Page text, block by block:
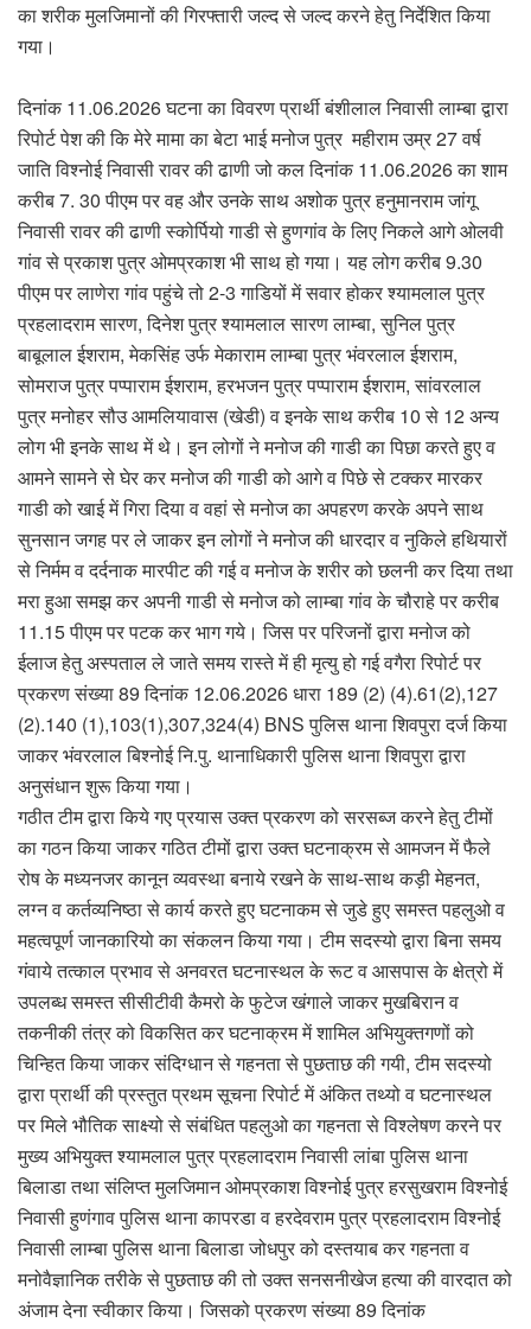
का शरीक मुलजिमानों की गिरफ्तारी जल्द से जल्द करने हेतु निर्देशित किया
गया।
दिनांक 11.06.2026 घटना का विवरण प्रार्थी बंशीलाल निवासी लाम्बा द्वारा
रिपोर्ट पेश की कि मेरे मामा का बेटा भाई मनोज पुत्र महीराम उम्र 27 वर्ष
जाति विश्नोई निवासी रावर की ढाणी जो कल दिनांक 11.06.2026 का शाम
करीब 7. 30 पीएम पर वह और उनके साथ अशोक पुत्र हनुमानराम जांगू
निवासी रावर की ढाणी स्कोर्पियो गाडी से हुणगांव के लिए निकले आगे ओलवी
गांव से प्रकाश पुत्र ओमप्रकाश भी साथ हो गया। यह लोग करीब 9.30
पीएम पर लाणेरा गांव पहुंचे तो 2-3 गाडियों में सवार होकर श्यामलाल पुत्र
प्रहलादराम सारण, दिनेश पुत्र श्यामलाल सारण लाम्बा, सुनिल पुत्र
बाबूलाल ईशराम, मेकसिंह उर्फ मेकाराम लाम्बा पुत्र भंवरलाल ईशराम,
सोमराज पुत्र पप्पाराम ईशराम, हरभजन पुत्र पप्पाराम ईशराम, सांवरलाल
पुत्र मनोहर सौउ आमलियावास (खेडी) व इनके साथ करीब 10 से 12 अन्य
लोग भी इनके साथ में थे। इन लोगों ने मनोज की गाडी का पिछा करते हुए व
आमने सामने से घेर कर मनोज की गाडी को आगे व पिछे से टक्कर मारकर
गाडी को खाई में गिरा दिया व वहां से मनोज का अपहरण करके अपने साथ
सुनसान जगह पर ले जाकर इन लोगों ने मनोज की धारदार व नुकिले हथियारों
से निर्मम व दर्दनाक मारपीट की गई व मनोज के शरीर को छलनी कर दिया तथा
मरा हुआ समझ कर अपनी गाडी से मनोज को लाम्बा गांव के चौराहे पर करीब
11.15 पीएम पर पटक कर भाग गये। जिस पर परिजनों द्वारा मनोज को
ईलाज हेतु अस्पताल ले जाते समय रास्ते में ही मृत्यु हो गई वगैरा रिपोर्ट पर
प्रकरण संख्या 89 दिनांक 12.06.2026 धारा 189 (2) (4).61(2),127
(2).140 (1),103(1),307,324(4) BNS पुलिस थाना शिवपुरा दर्ज किया
जाकर भंवरलाल बिश्नोई नि.पु. थानाधिकारी पुलिस थाना शिवपुरा द्वारा
अनुसंधान शुरू किया गया।
गठीत टीम द्वारा किये गए प्रयास उक्त प्रकरण को सरसब्ज करने हेतु टीमों
का गठन किया जाकर गठित टीमों द्वारा उक्त घटनाक्रम से आमजन में फैले
रोष के मध्यनजर कानून व्यवस्था बनाये रखने के साथ-साथ कड़ी मेहनत,
लग्न व कर्तव्यनिष्ठा से कार्य करते हुए घटनाकम से जुडे हुए समस्त पहलुओ व
महत्वपूर्ण जानकारियो का संकलन किया गया। टीम सदस्यो द्वारा बिना समय
गंवाये तत्काल प्रभाव से अनवरत घटनास्थल के रूट व आसपास के क्षेत्रो में
उपलब्ध समस्त सीसीटीवी कैमरो के फुटेज खंगाले जाकर मुखबिरान व
तकनीकी तंत्र को विकसित कर घटनाक्रम में शामिल अभियुक्तगणों को
चिन्हित किया जाकर संदिग्धान से गहनता से पुछताछ की गयी, टीम सदस्यो
द्वारा प्रार्थी की प्रस्तुत प्रथम सूचना रिपोर्ट में अंकित तथ्यो व घटनास्थल
पर मिले भौतिक साक्ष्यो से संबंधित पहलुओ का गहनता से विश्लेषण करने पर
मुख्य अभियुक्त श्यामलाल पुत्र प्रहलादराम निवासी लांबा पुलिस थाना
बिलाडा तथा संलिप्त मुलजिमान ओमप्रकाश विश्नोई पुत्र हरसुखराम विश्नोई
निवासी हुणंगाव पुलिस थाना कापरडा व हरदेवराम पुत्र प्रहलादराम विश्नोई
निवासी लाम्बा पुलिस थाना बिलाडा जोधपुर को दस्तयाब कर गहनता व
मनोवैज्ञानिक तरीके से पुछताछ की तो उक्त सनसनीखेज हत्या की वारदात को
अंजाम देना स्वीकार किया। जिसको प्रकरण संख्या 89 दिनांक